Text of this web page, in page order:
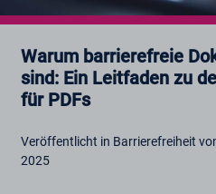
Warum barrierefreie
sind: Ein Leitfaden zu
für PDFs
Veröffentlicht in Barrierefreiheit
2025